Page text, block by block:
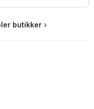
butikker